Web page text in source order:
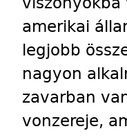
amerikai
legjobb
nagyon
zavarban
vonzereje,